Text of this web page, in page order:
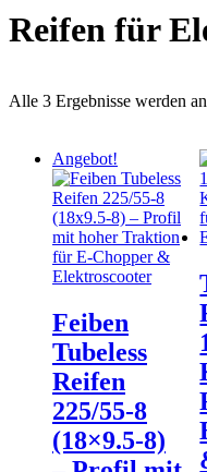
Reifen für
Alle 3 Ergebnisse werden
Angebot!
Feiben
Tubeless
Reifen
225/55‑8
(18×9.5‑8)